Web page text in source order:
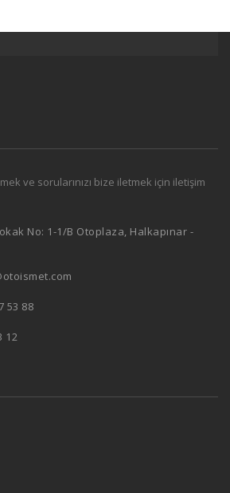
ve sorularınızı bize iletmek için iletişim
No: 1-1/B Otoplaza, Halkapınar -
53 88
12